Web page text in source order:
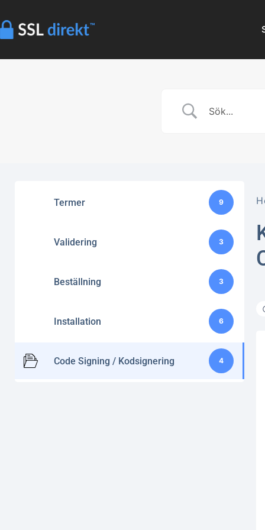
Termer 9
Validering 3
Beställning 3
Installation 6
Code Signing / Kodsignering 4